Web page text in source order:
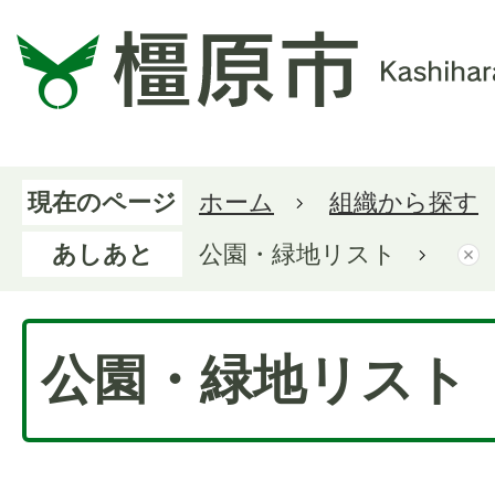
現在のページ ホーム
組織から探す
あしあと
公園・緑地リスト
公園・緑地リスト